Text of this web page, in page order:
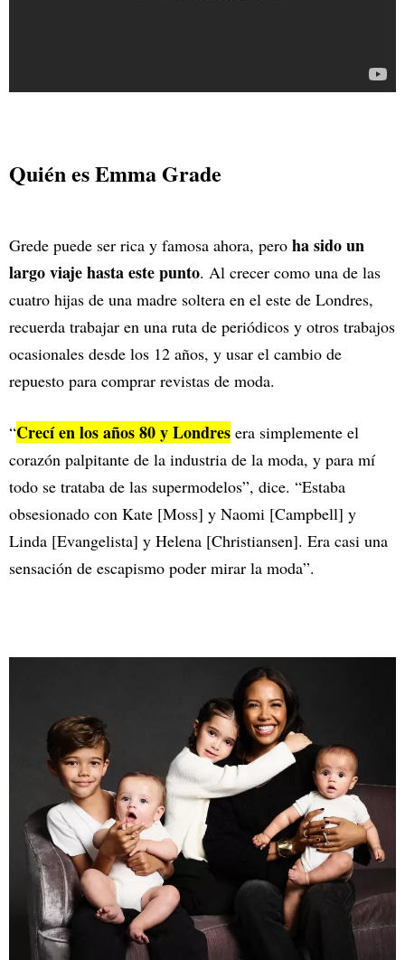
Quién es Emma Grade
Grede puede ser rica y famosa ahora, pero ha sido un
largo viaje hasta este punto. Al crecer como una de las
cuatro hijas de una madre soltera en el este de Londres,
recuerda trabajar en una ruta de periódicos y otros trabajos
ocasionales desde los 12 años, y usar el cambio de
repuesto para comprar revistas de moda.
“Crecí en los años 80 y Londres era simplemente el
corazón palpitante de la industria de la moda, y para mí
todo se trataba de las supermodelos”, dice. “Estaba
obsesionado con Kate [Moss] y Naomi [Campbell] y
Linda [Evangelista] y Helena [Christiansen]. Era casi una
sensación de escapismo poder mirar la moda”.